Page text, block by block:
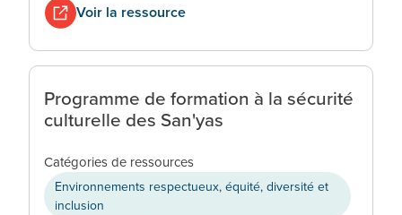
Voir la ressource
Programme de formation à la sécurité
culturelle des San'yas
Catégories de ressources
Environnements respectueux, équité, diversité et
inclusion